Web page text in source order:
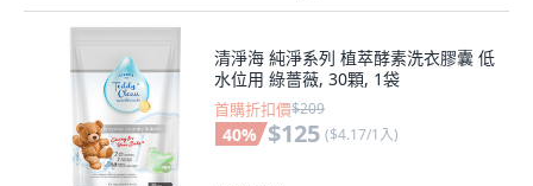
清淨海 純淨系列 植萃酵素洗衣膠囊 低
水位用 綠薔薇, 30顆, 1袋
首購折扣價$209
40% $125 ($4.17/1入)